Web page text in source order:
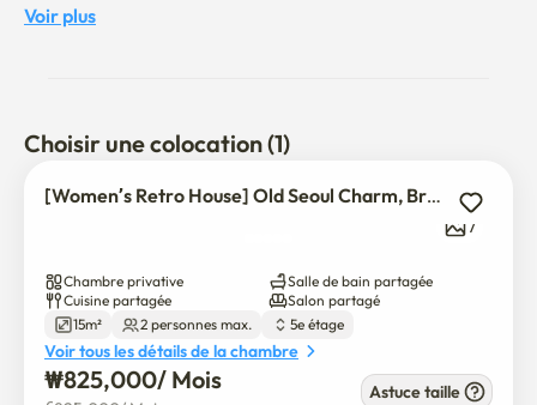
entièrement rénové pour les femmes qui se sent frais,
étudiants et les professionnels.
Oubliez la difficulté de bouger — chaque détail est prêt
pour vous. 🛋️ Lit douillet, garde-robe spacieuse, bureau
entièrement équipée avec réfrigérateur Samsung tout
neuf, gamme de gaz, micro-ondes et lave-linge LG.
Apportez votre valise, nous avons préparé le reste.
La sécurité passe en premier ici. 🚪 Avec une sécurité
Voir plus
Choisir une colocation (1)
[Women’s Retro House] Old Seoul Charm, Brand-New Renovation!
7
Chambre privative
Salle de bain partagée
Cuisine partagée
Salon partagé
15m²
2 personnes max. 5e étage
Voir tous les détails de la chambre
₩825,000/ Mois Astuce taille